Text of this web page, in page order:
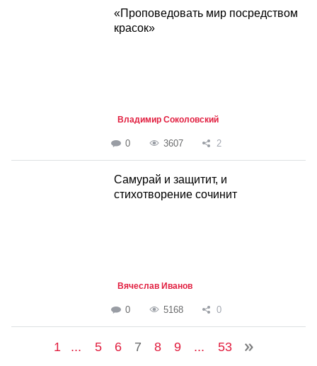
«Проповедовать мир посредством
красок»
Владимир Соколовский
0 3607 2
Самурай и защитит, и
стихотворение сочинит
Вячеслав Иванов
0 5168 0
1 ... 5 6 7 8 9 ... 53